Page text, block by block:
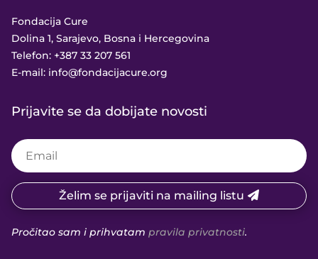
Fondacija Cure
Dolina 1, Sarajevo, Bosna i Hercegovina
Telefon: +387 33 207 561
E-mail: info@fondacijacure.org
Prijavite se da dobijate novosti
Želim se prijaviti na mailing listu
Pročitao sam i prihvatam pravila privatnosti.